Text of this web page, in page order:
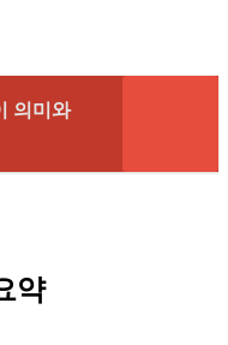
의미와
약